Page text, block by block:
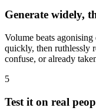
Generate widely,
Volume beats
quickly, then ruthlessly
confuse, or already
5
Test it on real